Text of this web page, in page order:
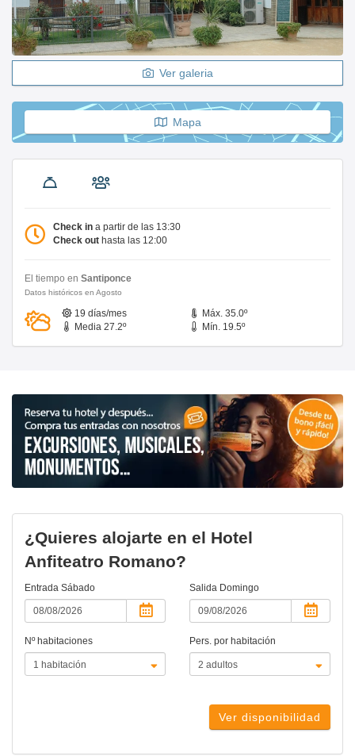
Ver galeria
Mapa
Check in a partir de las 13:30
Check out hasta las 12:00
El tiempo en Santiponce
Datos históricos en Agosto
19 días/mes
Máx. 35.0º
Media 27.2º
Mín. 19.5º
¿Quieres alojarte en el Hotel
Anfiteatro Romano?
Entrada Sábado Salida Domingo
Nº habitaciones Pers. por habitación
Ver disponibilidad